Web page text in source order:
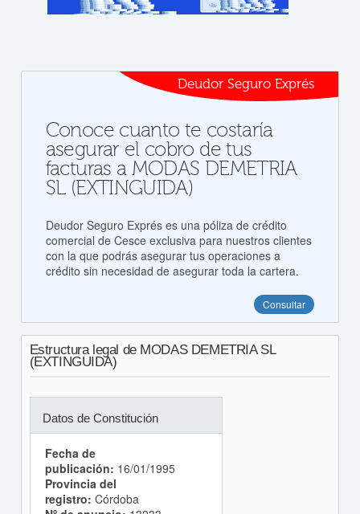
Deudor Seguro Exprés
Conoce cuanto te costaría
asegurar el cobro de tus
facturas a MODAS DEMETRIA
SL (EXTINGUIDA)
Deudor Seguro Exprés es una póliza de crédito
comercial de Cesce exclusiva para nuestros clientes
con la que podrás asegurar tus operaciones a
crédito sin necesidad de asegurar toda la cartera.
Consultar
Estructura legal de MODAS DEMETRIA SL
(EXTINGUIDA)
Datos de Constitución
Fecha de
publicación: 16/01/1995
Provincia del
registro: Córdoba